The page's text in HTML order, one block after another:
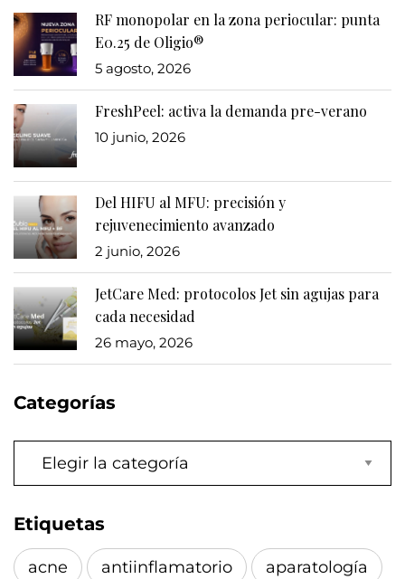
RF monopolar en la zona periocular: punta
E0.25 de Oligio®
5 agosto, 2026
FreshPeel: activa la demanda pre-verano
10 junio, 2026
Del HIFU al MFU: precisión y
rejuvenecimiento avanzado
2 junio, 2026
JetCare Med: protocolos Jet sin agujas para
cada necesidad
26 mayo, 2026
Categorías
Categorías
Etiquetas
acne antiinflamatorio aparatología